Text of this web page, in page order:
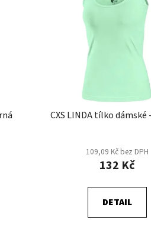
CXS LINDA tílko dámské
109,09 Kč bez DPH
132 Kč
DETAIL